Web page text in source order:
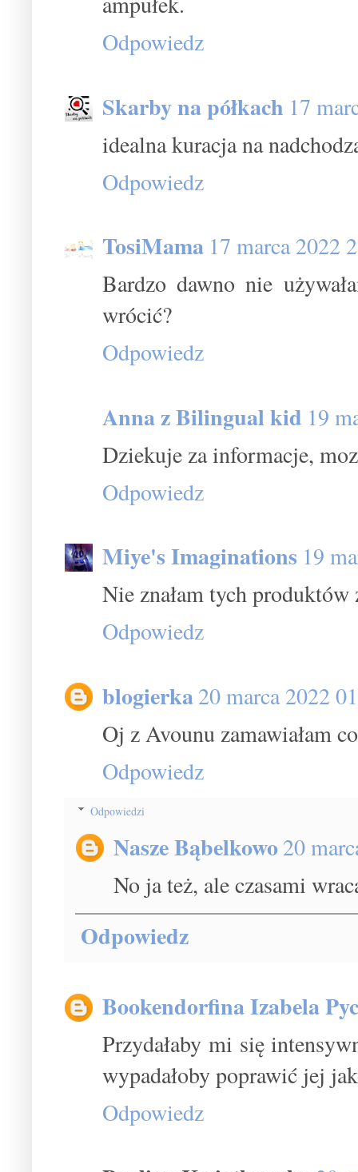
Odpowiedz
Skarby na półkach 17
idealna kuracja na
Odpowiedz
TosiMama 17 marca 2022
Bardzo dawno nie
wrócić?
Odpowiedz
Anna z Bilingual kid 19
Dziekuje za informacje,
Odpowiedz
Miye's Imaginations 19
Nie znałam tych produktów
Odpowiedz
blogierka20 marca 2022
Oj z Avounu zamawiałam
Odpowiedz
Odpowiedzi
Nasze Bąbelkowo20
No ja też, ale czasami
Odpowiedz
Bookendorfina Izabela
Przydałaby mi się
wypadałoby poprawić jej
Odpowiedz